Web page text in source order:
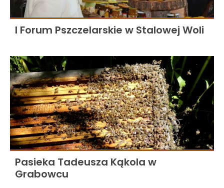
I Forum Pszczelarskie w Stalowej Woli
Pasieka Tadeusza Kąkola w
Grabowcu